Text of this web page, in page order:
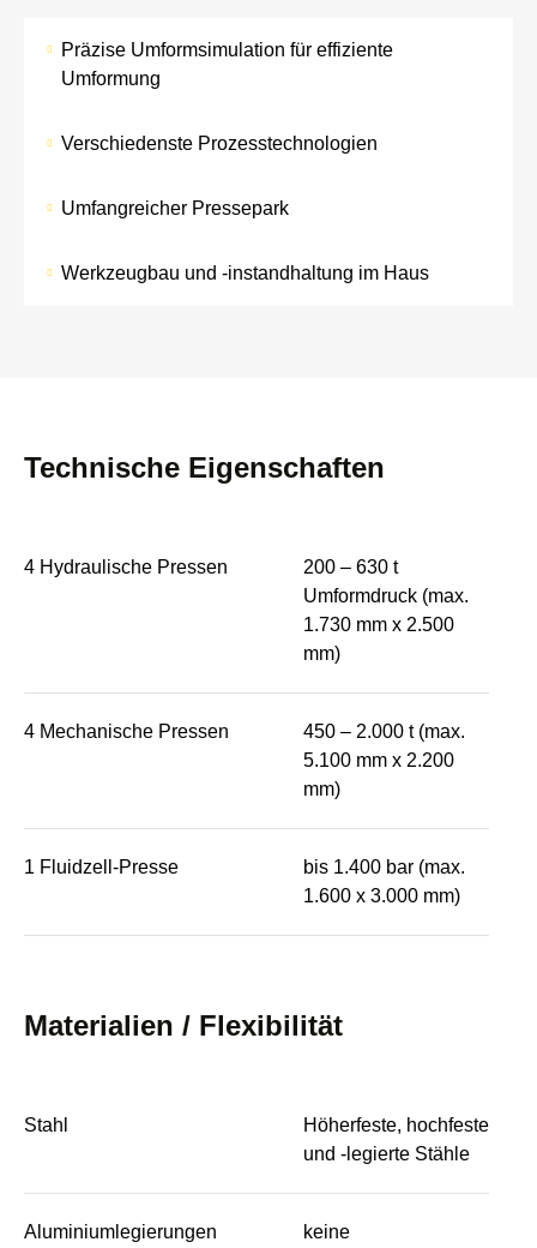
Präzise Umformsimulation für effiziente
Umformung
Verschiedenste Prozesstechnologien
Umfangreicher Pressepark
Werkzeugbau und -instandhaltung im Haus
Technische Eigenschaften
4 Hydraulische Pressen
200 – 630 t
Umformdruck (max.
1.730 mm x 2.500
mm)
4 Mechanische Pressen
450 – 2.000 t (max.
5.100 mm x 2.200
mm)
1 Fluidzell-Presse
bis 1.400 bar (max.
1.600 x 3.000 mm)
Materialien / Flexibilität
Stahl
Höherfeste, hochfeste
und -legierte Stähle
Aluminiumlegierungen keine